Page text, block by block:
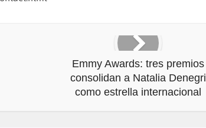
Emmy Awards: tres premios
consolidan a Natalia Denegri
como estrella internacional